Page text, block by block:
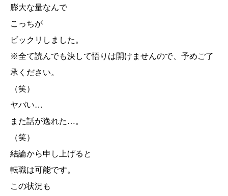
膨大な量なんで
こっちが
ビックリしました。
※全て読んでも決して悟りは開けませんので、予めご了
承ください。
（笑）
ヤバい…
また話が逸れた…。
（笑）
結論から申し上げると
転職は可能です。
この状況も